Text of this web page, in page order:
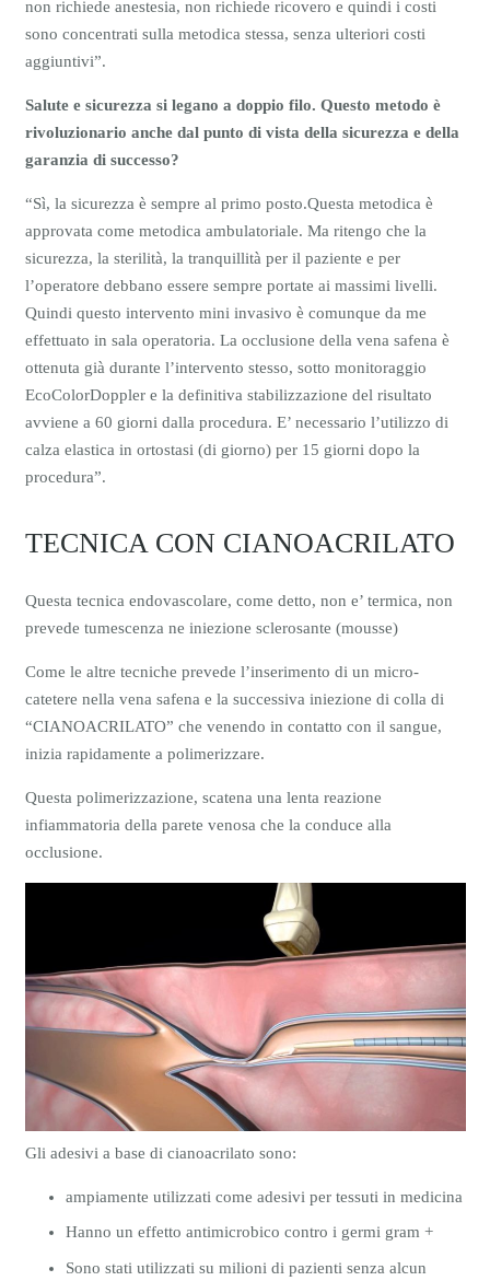
non richiede anestesia, non richiede ricovero e quindi i costi
sono concentrati sulla metodica stessa, senza ulteriori costi
aggiuntivi”.
Salute e sicurezza si legano a doppio filo. Questo metodo è
rivoluzionario anche dal punto di vista della sicurezza e della
garanzia di successo?
“Sì, la sicurezza è sempre al primo posto.Questa metodica è
approvata come metodica ambulatoriale. Ma ritengo che la
sicurezza, la sterilità, la tranquillità per il paziente e per
l’operatore debbano essere sempre portate ai massimi livelli.
Quindi questo intervento mini invasivo è comunque da me
effettuato in sala operatoria. La occlusione della vena safena è
ottenuta già durante l’intervento stesso, sotto monitoraggio
EcoColorDoppler e la definitiva stabilizzazione del risultato
avviene a 60 giorni dalla procedura. E’ necessario l’utilizzo di
calza elastica in ortostasi (di giorno) per 15 giorni dopo la
procedura”.
TECNICA CON CIANOACRILATO
Questa tecnica endovascolare, come detto, non e’ termica, non
prevede tumescenza ne iniezione sclerosante (mousse)
Come le altre tecniche prevede l’inserimento di un micro-
catetere nella vena safena e la successiva iniezione di colla di
“CIANOACRILATO” che venendo in contatto con il sangue,
inizia rapidamente a polimerizzare.
Questa polimerizzazione, scatena una lenta reazione
infiammatoria della parete venosa che la conduce alla
occlusione.
Gli adesivi a base di cianoacrilato sono:
ampiamente utilizzati come adesivi per tessuti in medicina
Hanno un effetto antimicrobico contro i germi gram +
Sono stati utilizzati su milioni di pazienti senza alcun